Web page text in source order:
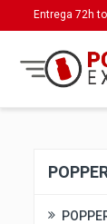
Entrega 72h